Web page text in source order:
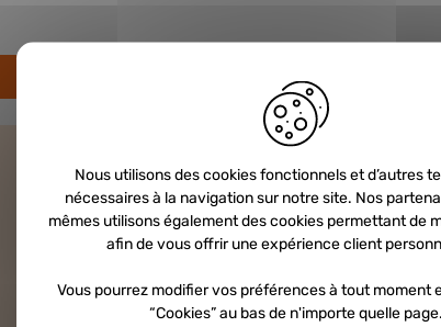
promotions par e-mail
Nous utilisons des cookies fonctionnels et d’autres
nécessaires à la navigation sur notre site. Nos
mêmes utilisons également des cookies permettant de
afin de vous offrir une expérience client
Vous pourrez modifier vos préférences à tout moment
“Cookies” au bas de n'importe quelle page.